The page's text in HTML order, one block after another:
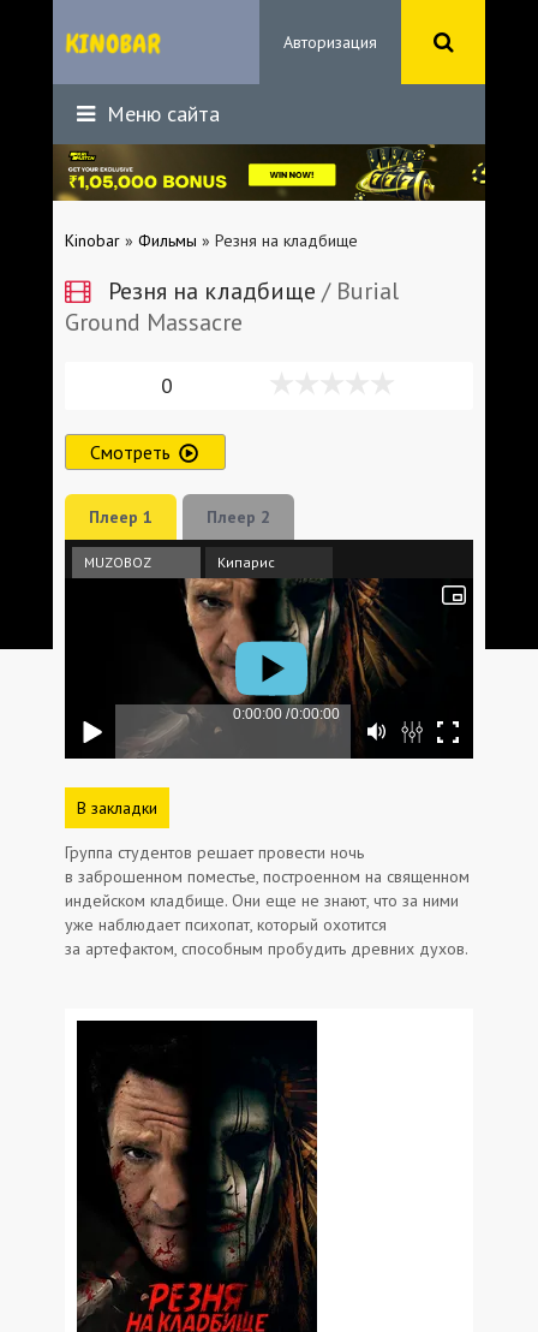
Авторизация
Меню сайта
Kinobar » Фильмы » Резня на кладбище
Резня на кладбище / Burial
Ground Massacre
0
Смотреть
Плеер 1 Плеер 2
MUZOBOZ Кипарис
В закладки
Группа студентов решает провести ночь
в заброшенном поместье, построенном на священном
индейском кладбище. Они еще не знают, что за ними
уже наблюдает психопат, который охотится
за артефактом, способным пробудить древних духов.